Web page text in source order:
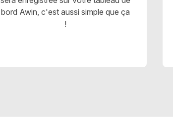
bord Awin, c'est aussi simple que ça
!